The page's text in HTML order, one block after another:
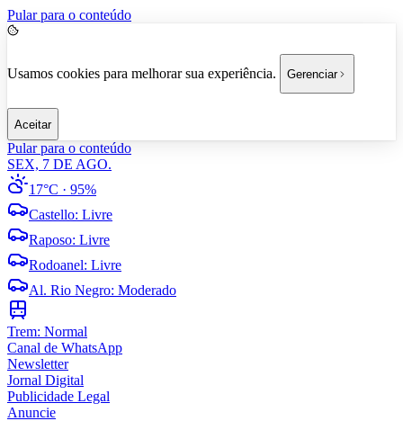
Pular para o conteúdo
Usamos cookies para melhorar sua experiência. Gerenciar
Aceitar
Pular para o conteúdo
SEX, 7 DE AGO.
17°C · 95%
Castello: Livre
Raposo: Livre
Rodoanel: Livre
Al. Rio Negro: Moderado
Trem: Normal
Canal de WhatsApp
Newsletter
Jornal Digital
Publicidade Legal
Anuncie